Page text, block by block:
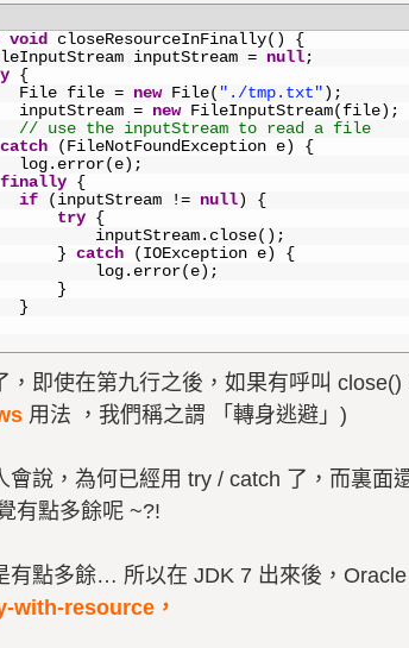
void closeResourceInFinally( )
{
inputStream = null;
{
File file = new File( "./tmp.txt") ;
inputStream = new FileInputStream(file) ;
// use the inputStream to read a file
catch (FileNotFoundException e)
{
log. error(e) ;
finally {
if
(inputStream != null)
{
try {
inputStream. close( ) ;
} catch (IOException e)
{
log. error(e) ;
}
}
，即使在第九行之後，如果有呼叫
用法 ，我們稱之謂 「轉身逃避」)
說，為何已經用 try / catch 了，而裏面
有點多餘呢 ~?!
有點多餘… 所以在 JDK 7 出來後，Oracle
with-resource，